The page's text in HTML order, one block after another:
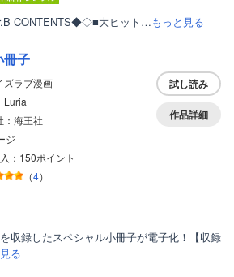
CONTENTS◆◇■大ヒット…もっと見る
冊子
ズラブ漫画
Luria
：海王社
ジ
：150ポイント
（4）
試し読み
作品詳細
収録したスペシャル小冊子が電子化！【収録
る